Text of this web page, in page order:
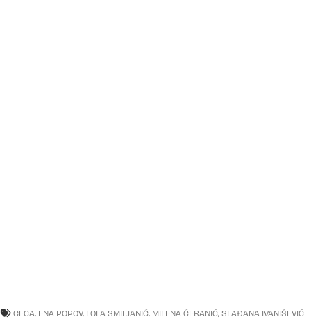
CECA, ENA POPOV, LOLA SMILJANIĆ, MILENA ĆERANIĆ, SLAĐANA IVANIŠEVIĆ